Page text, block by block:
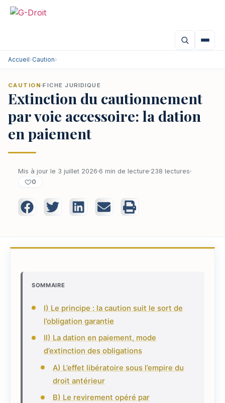
Accueil›Caution›
CAUTION FICHE JURIDIQUE
Extinction du cautionnement
par voie accessoire: la dation
en paiement
Mis à jour le 3 juillet 2026 6 min de lecture 238 lectures
0
SOMMAIRE
I) Le principe : la caution suit le sort de
l’obligation garantie
II) La dation en paiement, mode
d’extinction des obligations
A) L’effet libératoire sous l’empire du
droit antérieur
B) Le revirement opéré par